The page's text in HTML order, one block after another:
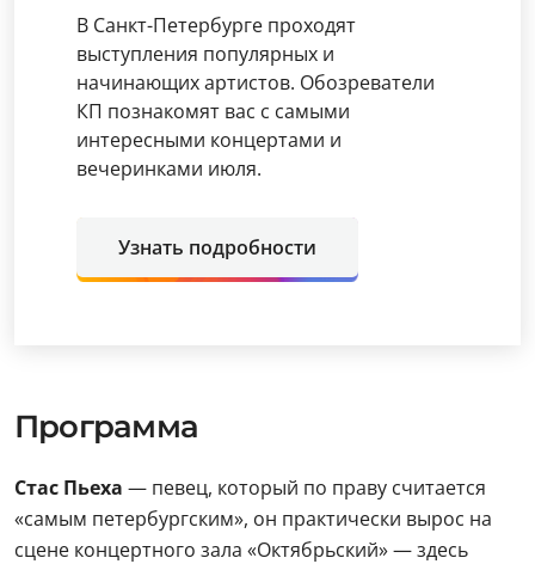
В Санкт-Петербурге проходят
выступления популярных и
начинающих артистов. Обозреватели
КП познакомят вас с самыми
интересными концертами и
вечеринками июля.
Узнать подробности
Программа
Стас Пьеха — певец, который по праву считается
«самым петербургским», он практически вырос на
сцене концертного зала «Октябрьский» — здесь